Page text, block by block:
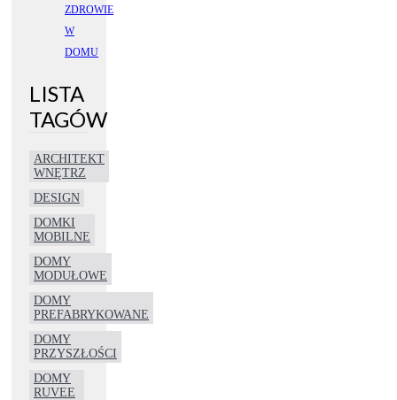
ZDROWIE
W
DOMU
LISTA
TAGÓW
ARCHITEKT
WNĘTRZ
DESIGN
DOMKI
MOBILNE
DOMY
MODUŁOWE
DOMY
PREFABRYKOWANE
DOMY
PRZYSZŁOŚCI
DOMY
RUVEE